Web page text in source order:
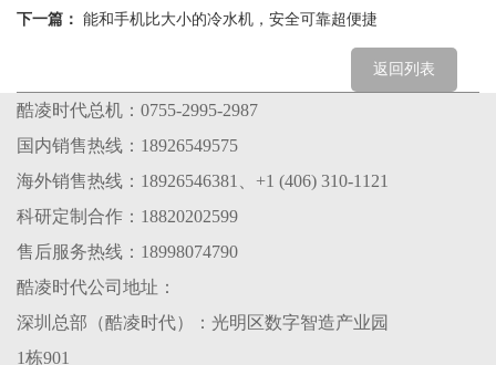
下一篇： 能和手机比大小的冷水机，安全可靠超便捷
返回列表
酷凌时代总机：0755-2995-2987
国内销售热线：18926549575
海外销售热线：18926546381、+1 (406) 310-1121
科研定制合作：18820202599
售后服务热线：18998074790
酷凌时代公司地址：
深圳总部（酷凌时代）：光明区数字智造产业园
1栋901